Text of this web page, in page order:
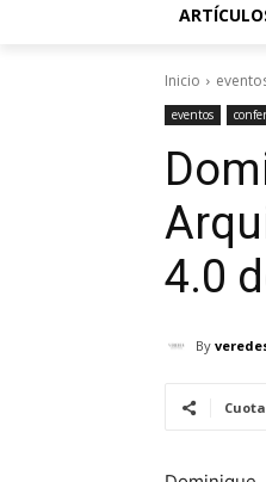
Inicio
eventos
4.0
By
Cuota